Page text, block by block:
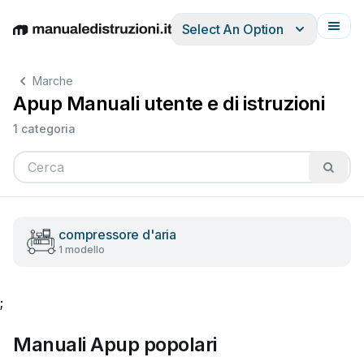
EnglishDeutschEspañolItalianoFrançais
Select An Option
Marche
Apup Manuali utente e di istruzioni
1 categoria
compressore d'aria
1 modello
;
Manuali Apup popolari